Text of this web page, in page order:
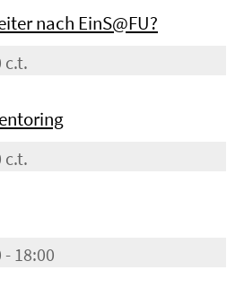
nach EinS@FU?
c.t.
c.t.
- 18:00